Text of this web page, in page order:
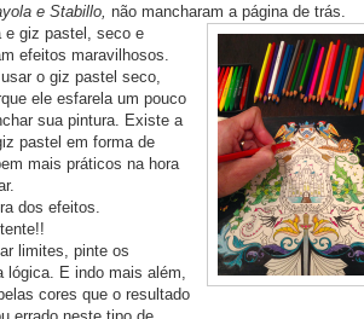
e Stabillo, não mancharam a página de trás.
e giz pastel, seco e
efeitos maravilhosos.
o giz pastel seco,
ele esfarela um pouco
sua pintura. Existe a
pastel em forma de
mais práticos na hora
dos efeitos.
limites, pinte os
lógica. E indo mais além,
cores que o resultado